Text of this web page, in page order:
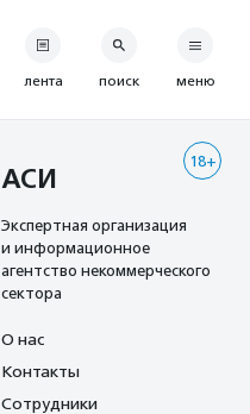
лента поиск меню
18+
АСИ
Экспертная организация
и информационное
агентство некоммерческого
сектора
О нас
Контакты
Сотрудники